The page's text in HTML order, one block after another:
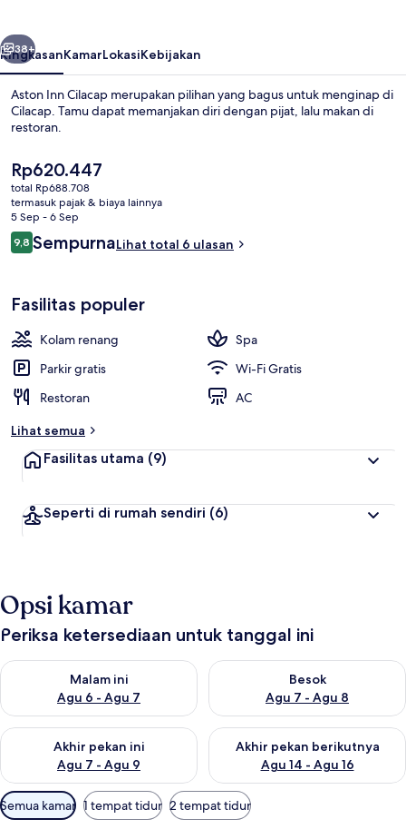
Restoran
Berikutnya
38+
RingkasanKamarLokasiKebijakan
Aston Inn Cilacap merupakan pilihan yang bagus untuk menginap di
Cilacap. Tamu dapat memanjakan diri dengan pijat, lalu makan di
restoran.
Harga
saat
ini
Rp620.447
Rp620.447
total Rp688.708
termasuk pajak & biaya lainnya
5 Sep - 6 Sep
Ulasan
9,89,8 dari 10
SempurnaLihat total 6 ulasan
Fasilitas populer
Kolam renang
Spa
Parkir gratis
Wi-Fi Gratis
Restoran
AC
Lihat semua
Fasilitas utama (9)
Seperti di rumah sendiri (6)
Opsi kamar
Periksa ketersediaan untuk tanggal ini
Malam ini
Agu 6 - Agu 7
Periksa ketersediaan untuk malam ini Agu 6 - Agu 7
Besok
Agu 7 - Agu 8
Periksa ketersediaan untuk
Akhir pekan ini
Agu 7 - Agu 9
Periksa ketersediaan untuk akhir pekan ini Agu 7 - Agu 9
Akhir pekan berikutnya
Agu 14 - Agu 16
Periksa ketersediaan untuk
Filter
tersedia
Semua kamar 1 tempat tidur 2 tempat tidur